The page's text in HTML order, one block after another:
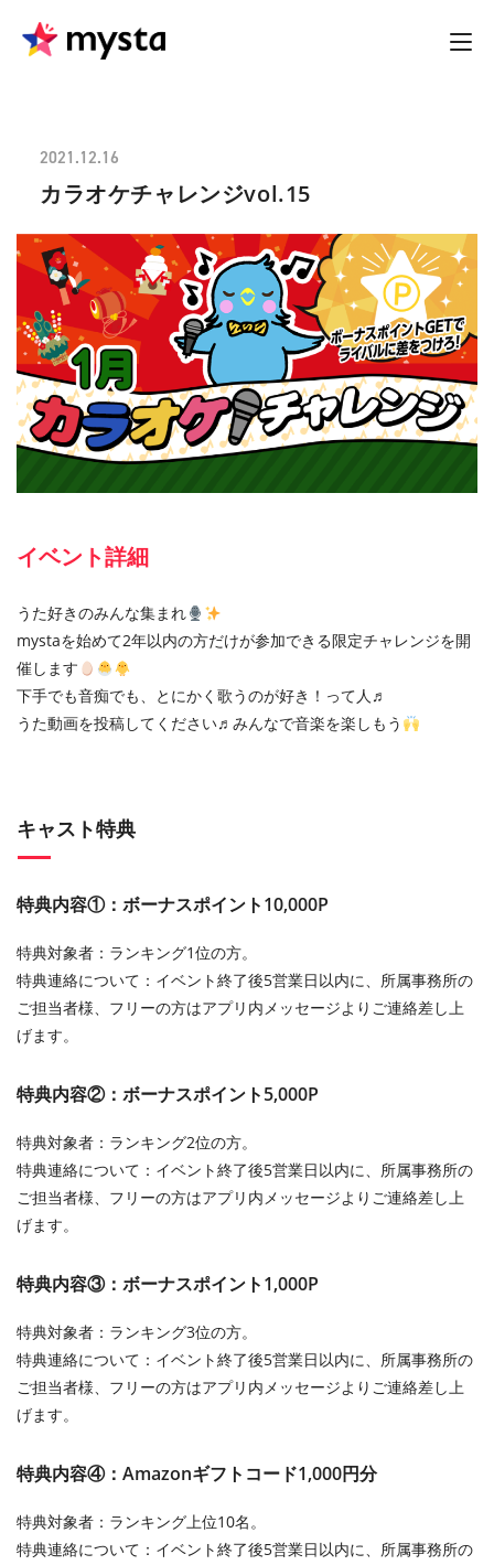
2021.12.16
カラオケチャレンジvol.15
イベント詳細
うた好きのみんな集まれ
mystaを始めて2年以内の方だけが参加できる限定チャレンジを開
催します
下手でも音痴でも、とにかく歌うのが好き！って人♬
うた動画を投稿してください♬みんなで音楽を楽しもう
キャスト特典
特典内容①：ボーナスポイント10,000P
特典対象者：ランキング1位の方。
特典連絡について：イベント終了後5営業日以内に、所属事務所の
ご担当者様、フリーの方はアプリ内メッセージよりご連絡差し上
げます。
特典内容②：ボーナスポイント5,000P
特典対象者：ランキング2位の方。
特典連絡について：イベント終了後5営業日以内に、所属事務所の
ご担当者様、フリーの方はアプリ内メッセージよりご連絡差し上
げます。
特典内容③：ボーナスポイント1,000P
特典対象者：ランキング3位の方。
特典連絡について：イベント終了後5営業日以内に、所属事務所の
ご担当者様、フリーの方はアプリ内メッセージよりご連絡差し上
げます。
特典内容④：Amazonギフトコード1,000円分
特典対象者：ランキング上位10名。
特典連絡について：イベント終了後5営業日以内に、所属事務所の